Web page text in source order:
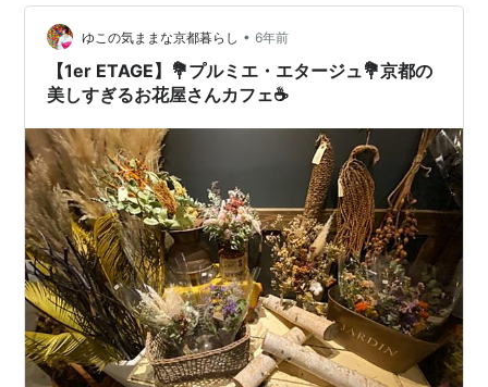
た。 どんなに暖かいとは言え、やはり11月です。 間もな
く今年も終わりなんですね。 お…
ゆこの気ままな京都暮らし • 6年前
【1er ETAGE】💐プルミエ・エタージュ💐京都の
美しすぎるお花屋さんカフェ☕️